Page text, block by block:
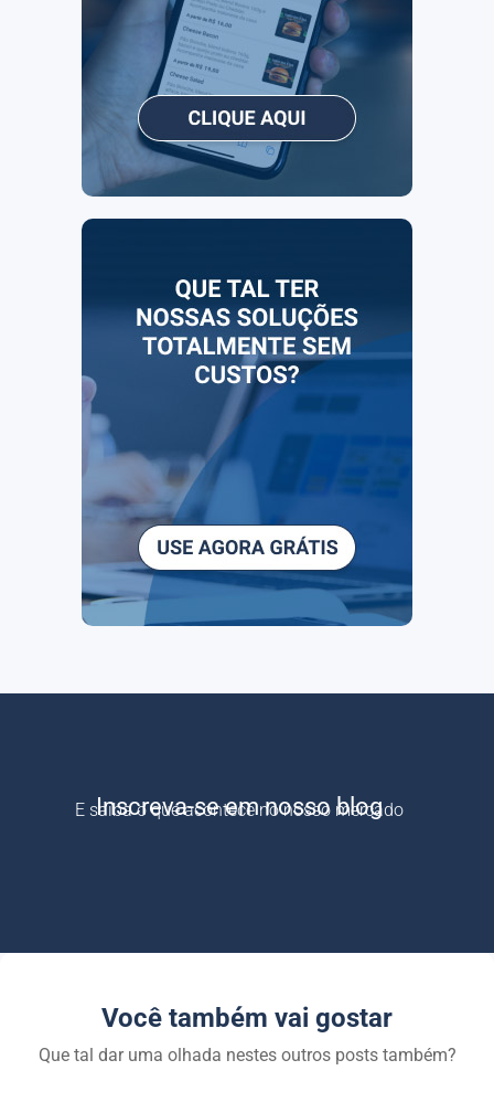
Inscreva-se em nosso blog
E saiba o que acontece no nosso mercado
Você também vai gostar
Que tal dar uma olhada nestes outros posts também?